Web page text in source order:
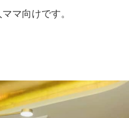
マ向けです。